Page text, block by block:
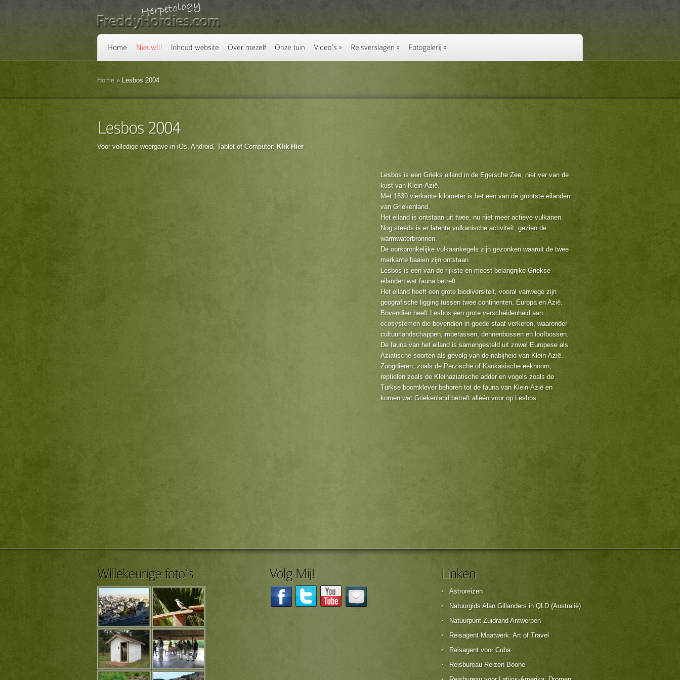
Home » Lesbos 2004
Voor volledige weergave in iOs, Android, Tablet of Computer: Klik Hier
Lesbos is een Grieks eiland in de Egeïsche Zee, niet ver van de
kust van Klein-Azië.
Met 1630 vierkante kilometer is het een van de grootste eilanden
van Griekenland.
Het eiland is ontstaan uit twee, nu niet meer actieve vulkanen.
Nog steeds is er latente vulkanische activiteit, gezien de
warmwaterbronnen.
De oorspronkelijke vulkaankegels zijn gezonken waaruit de twee
markante baaien zijn ontstaan.
Lesbos is een van de rijkste en meest belangrijke Griekse
eilanden wat fauna betreft.
Het eiland heeft een grote biodiversiteit, vooral vanwege zijn
geografische ligging tussen twee continenten, Europa en Azië.
Bovendien heeft Lesbos een grote verscheidenheid aan
ecosystemen die bovendien in goede staat verkeren, waaronder
cultuurlandschappen, moerassen, dennenbossen en loofbossen.
De fauna van het eiland is samengesteld uit zowel Europese als
Aziatische soorten als gevolg van de nabijheid van Klein-Azië.
Zoogdieren, zoals de Perzische of Kaukasische eekhoorn,
reptielen zoals de Kleinaziatische adder en vogels zoals de
Turkse boomklever behoren tot de fauna van Klein-Azië en
komen wat Griekenland betreft alléén voor op Lesbos.
Astroreizen
Natuurgids Alan Gillanders in QLD (Australië)
Natuurpunt Zuidrand Antwerpen
Reisagent Maatwerk: Art of Travel
Reisagent voor Cuba
Reisbureau Reizen Boone